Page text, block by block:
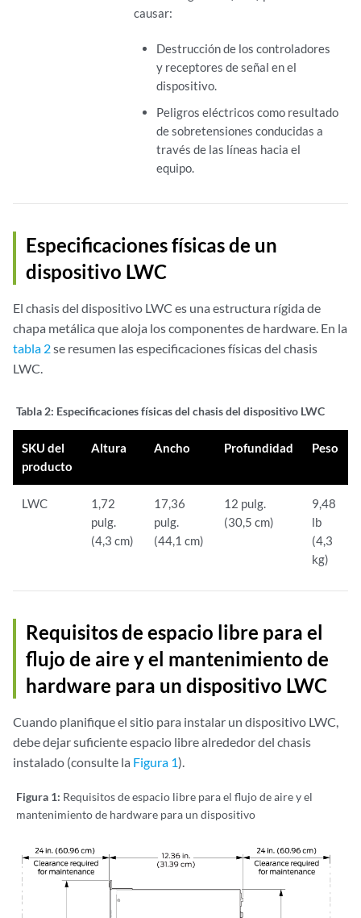
causar:
Destrucción de los controladores
y receptores de señal en el
dispositivo.
Peligros eléctricos como resultado
de sobretensiones conducidas a
través de las líneas hacia el
equipo.
Especificaciones físicas de un
dispositivo LWC
El chasis del dispositivo LWC es una estructura rígida de
chapa metálica que aloja los componentes de hardware. En la
tabla 2se resumen las especificaciones físicas del chasis
LWC.
Tabla 2: Especificaciones físicas del chasis del dispositivo LWC
SKU del
producto
Altura Ancho Profundidad Peso
LWC
1,72
pulg.
(4,3 cm)
17,36
pulg.
(44,1 cm)
12 pulg.
(30,5 cm)
9,48
lb
(4,3
kg)
Requisitos de espacio libre para el
flujo de aire y el mantenimiento de
hardware para un dispositivo LWC
Cuando planifique el sitio para instalar un dispositivo LWC,
debe dejar suficiente espacio libre alrededor del chasis
instalado (consulte la Figura 1).
Figura 1: Requisitos de espacio libre para el flujo de aire y el
mantenimiento de hardware para un dispositivo